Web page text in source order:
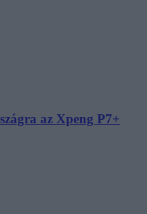
az Xpeng P7+